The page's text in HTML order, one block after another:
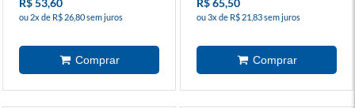
R$ 53,60
ou 2x de R$ 26,80 sem juros
R$ 65,50
ou 3x de R$ 21,83 sem juros